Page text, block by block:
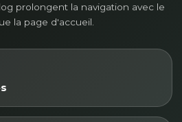
prolongent la navigation avec le
la page d'accueil.